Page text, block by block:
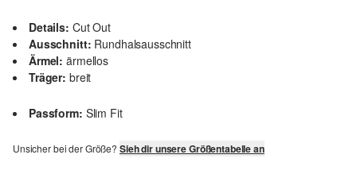
Details: Cut Out
Ausschnitt: Rundhalsausschnitt
Ärmel: ärmellos
Träger: breit
Passform: Slim Fit
Unsicher bei der Größe? Sieh dir unsere Größentabelle an